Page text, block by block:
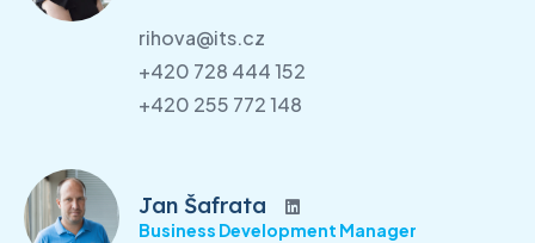
rihova@its.cz
+420 728 444 152
+420 255 772 148
Jan Šafrata
Business Development Manager